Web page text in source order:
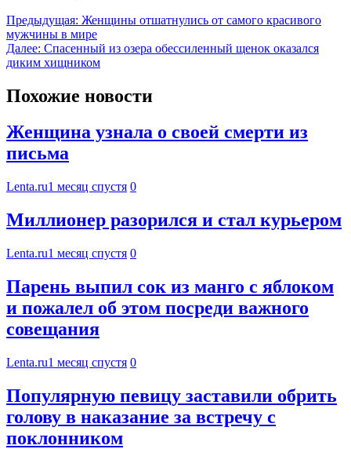
Предыдущая: Женщины отшатнулись от самого красивого
мужчины в мире
Далее: Спасенный из озера обессиленный щенок оказался
диким хищником
Похожие новости
Женщина узнала о своей смерти из
письма
Lenta.ru1 месяц спустя 0
Миллионер разорился и стал курьером
Lenta.ru1 месяц спустя 0
Парень выпил сок из манго с яблоком
и пожалел об этом посреди важного
совещания
Lenta.ru1 месяц спустя 0
Популярную певицу заставили обрить
голову в наказание за встречу с
поклонником